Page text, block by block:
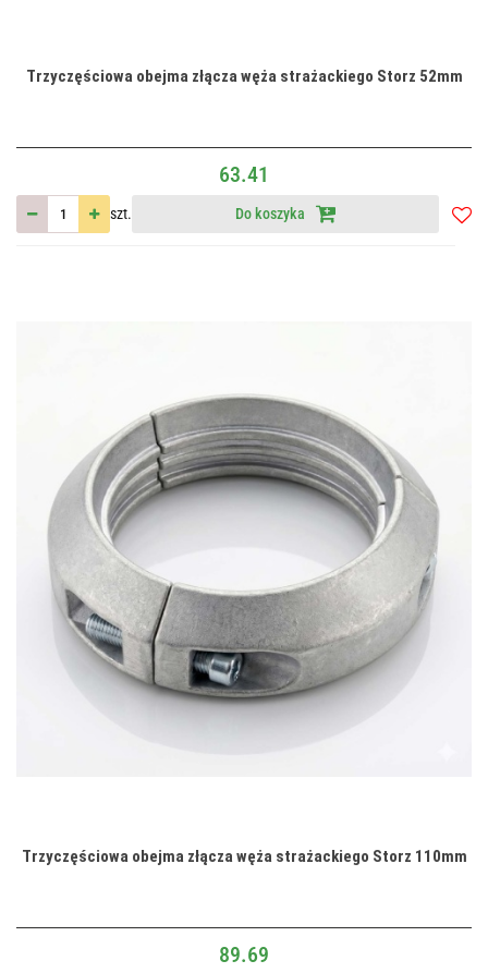
Trzyczęściowa obejma złącza węża strażackiego Storz 52mm
63.41
szt. Do koszyka
Trzyczęściowa obejma złącza węża strażackiego Storz 110mm
89.69